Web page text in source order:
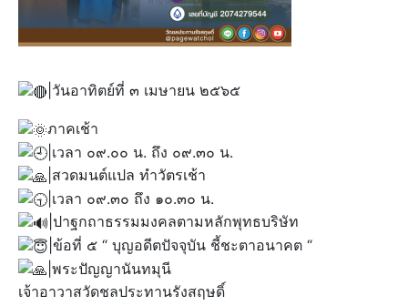
|วันอาทิตย์ที่ ๓ เมษายน ๒๕๖๕
ภาคเช้า
|เวลา ๐๙.๐๐ น. ถึง ๐๙.๓๐ น.
|สวดมนต์แปล ทำวัตรเช้า
|เวลา ๐๙.๓๐ ถึง ๑๐.๓๐ น.
|ปาฐกถาธรรมมงคลตามหลักพุทธบริษัท
|ข้อที่ ๕ “ บุญอดีตปัจจุบัน ชี้ชะตาอนาคต “
|พระปัญญานันทมุนี
เจ้าอาวาสวัดชลประทานรังสฤษดิ์